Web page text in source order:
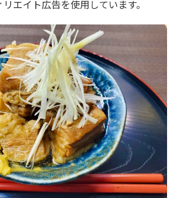
エイト広告を使用しています。